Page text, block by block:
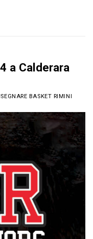
a Calderara
BASKET RIMINI